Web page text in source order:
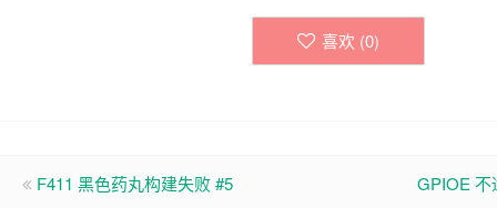
喜欢 (0)
F411 黑色药丸构建失败 #5 GPIOE 不